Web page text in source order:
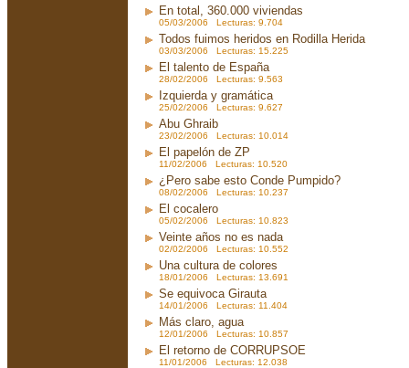
En total, 360.000 viviendas
05/03/2006 Lecturas: 9.704
Todos fuimos heridos en Rodilla Herida
03/03/2006 Lecturas: 15.225
El talento de España
28/02/2006 Lecturas: 9.563
Izquierda y gramática
25/02/2006 Lecturas: 9.627
Abu Ghraib
23/02/2006 Lecturas: 10.014
El papelón de ZP
11/02/2006 Lecturas: 10.520
¿Pero sabe esto Conde Pumpido?
08/02/2006 Lecturas: 10.237
El cocalero
05/02/2006 Lecturas: 10.823
Veinte años no es nada
02/02/2006 Lecturas: 10.552
Una cultura de colores
18/01/2006 Lecturas: 13.691
Se equivoca Girauta
14/01/2006 Lecturas: 11.404
Más claro, agua
12/01/2006 Lecturas: 10.857
El retorno de CORRUPSOE
11/01/2006 Lecturas: 12.038